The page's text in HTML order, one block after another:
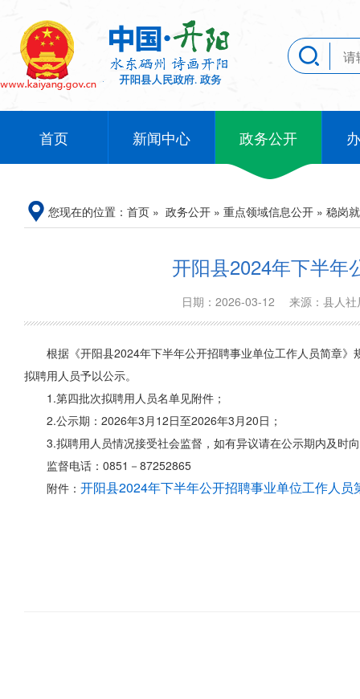
首页 新闻中心 政务公开
您现在的位置： 首页 » 政务公开 » 重点领域信息公开 » 稳岗
开阳县2024年下半年
日期：2026-03-12 来源：县人
根据《开阳县2024年下半年公开招聘事业单位工作人员简章
拟聘用人员予以公示。
1.第四批次拟聘用人员名单见附件；
2.公示期：2026年3月12日至2026年3月20日；
3.拟聘用人员情况接受社会监督，如有异议请在公示期内及时
监督电话：0851－87252865
附件： 开阳县2024年下半年公开招聘事业单位工作人